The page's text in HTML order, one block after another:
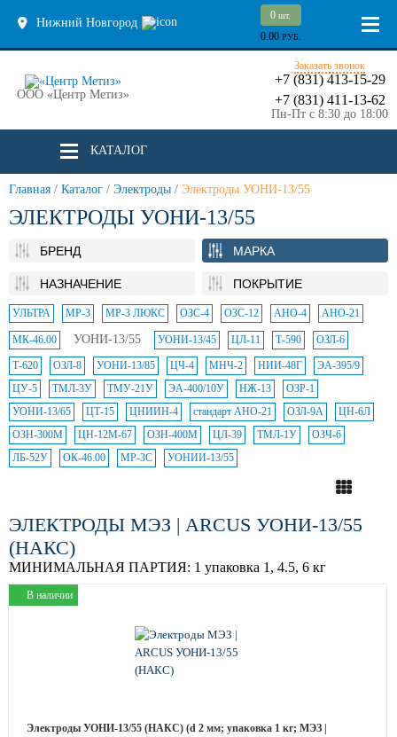
Нижний Новгород
0 шт.
0.00 РУБ.
ООО «Центр Метиз»
Заказать звонок
+7 (831) 413-15-29
+7 (831) 411-13-62
Пн-Пт с 8:30 до 18:00
КАТАЛОГ
Главная / Каталог / Электроды / Электроды УОНИ-13/55
ЭЛЕКТРОДЫ УОНИ-13/55
БРЕНД МАРКА
НАЗНАЧЕНИЕ ПОКРЫТИЕ
УЛЬТРА МР-3 МР-3 ЛЮКС ОЗС-4 ОЗС-12 АНО-4 АНО-21
МК-46.00 УОНИ-13/55 УОНИ-13/45 ЦЛ-11 Т-590 ОЗЛ-6
Т-620 ОЗЛ-8 УОНИ-13/85 ЦЧ-4 МНЧ-2 НИИ-48Г
ЭА-395/9
ЦУ-5
ТМЛ-3У ТМУ-21У ЭА-400/10У НЖ-13
ОЗР-1
УОНИ-13/65
ЦТ-15 ЦНИИН-4 стандарт АНО-21 ОЗЛ-9А
ЦН-6Л
ОЗН-300М
ЦН-12М-67 ОЗН-400М ЦЛ-39 ТМЛ-1У
ОЗЧ-6
ЛБ-52У
ОК-46.00 МР-3С УОНИИ-13/55
ЭЛЕКТРОДЫ МЭЗ | ARCUS УОНИ-13/55
(НАКС)
МИНИМАЛЬНАЯ ПАРТИЯ: 1 упаковка 1, 4.5, 6 кг
В наличии
Электроды УОНИ-13/55 (НАКС) (d 2 мм; упаковка 1 кг; МЭЗ |